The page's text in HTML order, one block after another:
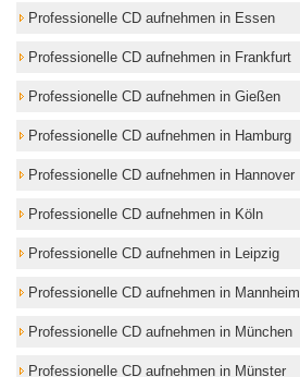
Professionelle CD aufnehmen in Essen
Professionelle CD aufnehmen in Frankfurt
Professionelle CD aufnehmen in Gießen
Professionelle CD aufnehmen in Hamburg
Professionelle CD aufnehmen in Hannover
Professionelle CD aufnehmen in Köln
Professionelle CD aufnehmen in Leipzig
Professionelle CD aufnehmen in Mannheim
Professionelle CD aufnehmen in München
Professionelle CD aufnehmen in Münster